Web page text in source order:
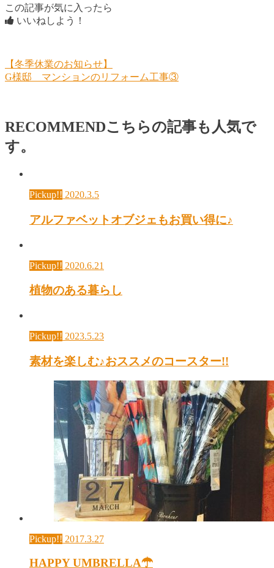
この記事が気に入ったら
いいねしよう！
【冬季休業のお知らせ】
G様邸 マンションのリフォーム工事③
RECOMMENDこちらの記事も人気で
す。
Pickup!! 2020.3.5
アルファベットオブジェもお買い得に♪
Pickup!! 2020.6.21
植物のある暮らし
Pickup!! 2023.5.23
素材を楽しむ♪おススメのコースター!!
Pickup!! 2017.3.27
HAPPY UMBRELLA☂